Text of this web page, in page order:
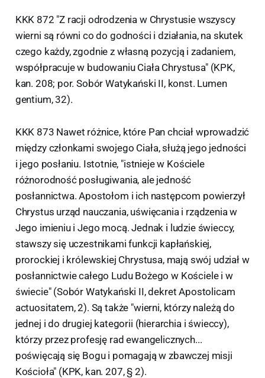
KKK 872 "Z racji odrodzenia w Chrystusie wszyscy
wierni są równi co do godności i działania, na skutek
czego każdy, zgodnie z własną pozycją i zadaniem,
współpracuje w budowaniu Ciała Chrystusa" (KPK,
kan. 208; por. Sobór Watykański II, konst. Lumen
gentium, 32).
KKK 873 Nawet różnice, które Pan chciał wprowadzić
między członkami swojego Ciała, służą jego jedności
i jego posłaniu. Istotnie, "istnieje w Kościele
różnorodność posługiwania, ale jedność
posłannictwa. Apostołom i ich następcom powierzył
Chrystus urząd nauczania, uświęcania i rządzenia w
Jego imieniu i Jego mocą. Jednak i ludzie świeccy,
stawszy się uczestnikami funkcji kapłańskiej,
prorockiej i królewskiej Chrystusa, mają swój udział w
posłannictwie całego Ludu Bożego w Kościele i w
świecie" (Sobór Watykański II, dekret Apostolicam
actuositatem, 2). Są także "wierni, którzy należą do
jednej i do drugiej kategorii (hierarchia i świeccy),
którzy przez profesję rad ewangelicznych...
poświęcają się Bogu i pomagają w zbawczej misji
Kościoła" (KPK, kan. 207, § 2).